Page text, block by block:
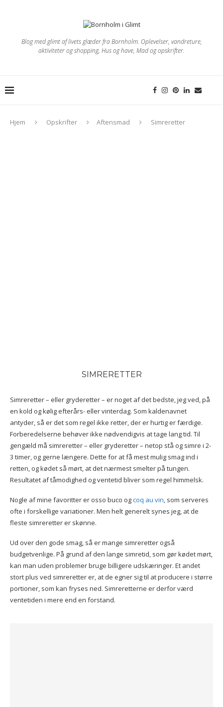
Blog med glimt af livets glæder fra Bornholm. Oplevelser, vandreture,
aktiviteter og shopping, Hus og have, Mad og opskrifter.
Hjem Opskrifter Aftensmad Simreretter
SIMRERETTER
Simreretter – eller gryderetter – er noget af det bedste, jeg ved, på
en kold og kølig efterårs- eller vinterdag. Som kaldenavnet
antyder, så er det som regel ikke retter, der er hurtig er færdige.
Forberedelserne behøver ikke nødvendigvis at tage lang tid. Til
gengæld må simreretter – eller gryderetter – netop stå og simre i 2-
3 timer, og gerne længere. Dette for at få mest mulig smag ind i
retten, og kødet så mørt, at det nærmest smelter på tungen.
Resultatet af tåmodighed og ventetid bliver som regel himmelsk.
Nogle af mine favoritter er osso buco ogcoq au vin, som serveres
ofte i forskellige variationer. Men helt generelt synes jeg, at de
fleste simreretter er skønne.
Ud over den gode smag, så er mange simreretter også
budgetvenlige. På grund af den lange simretid, som gør kødet mørt,
kan man uden problemer bruge billigere udskæringer. Et andet
stort plus ved simreretter er, at de egner sig til at producere i større
portioner, som kan fryses ned. Simreretterne er derfor værd
ventetiden i mere end en forstand.